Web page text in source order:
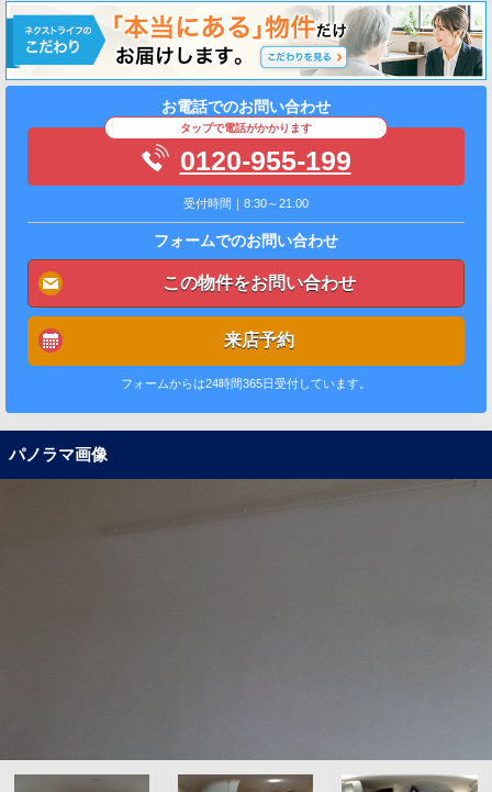
お電話でのお問い合わせ
タップで電話がかかります
0120-955-199
受付時間｜8:30～21:00
フォームでのお問い合わせ
この物件をお問い合わせ
来店予約
フォームからは24時間365日受付しています。
パノラマ画像